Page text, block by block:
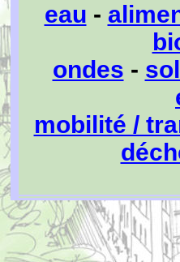
eau -
ondes -
mobilité /